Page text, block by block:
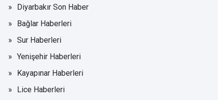
Diyarbakır Son Haber
Bağlar Haberleri
Sur Haberleri
Yenişehir Haberleri
Kayapınar Haberleri
Lice Haberleri